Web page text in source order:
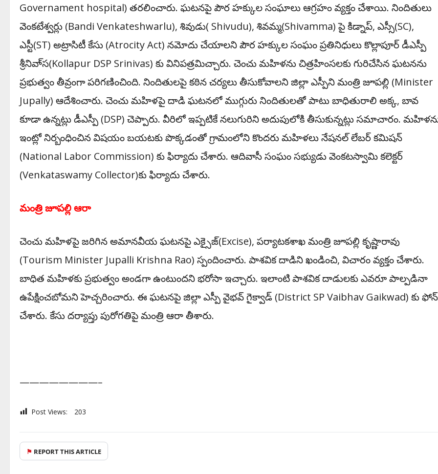
Governament hospital) తరలించారు. ఘటనపై పౌర హక్కుల సంఘాలు ఆగ్రహం వ్యక్తం చేశాయి. నిందితులు
వెంకటేశ్వర్లు (Bandi Venkateshwarlu), శివుడు( Shivudu), శివమ్మ(Shivamma)పై కిడ్నాప్‌, ఎస్సీ(SC),
ఎస్టీ(ST) అట్రాసిటీ కేసు (Atrocity Act) నమోదు చేయాలని పౌర హక్కుల సంఘం ప్రతినిధులు కొల్లాపూర్‌ డీఎస్పీ
శ్రీనివా్‌స(Kollapur DSP Srinivas) కు వినిపత్రమిచ్చారు. చెంచు మహిళను చిత్రహింసలకు గురిచేసిన ఘటనను
ప్రభుత్వం తీవ్రంగా పరిగణించింది. నిందితులపై కఠిన చర్యలు తీసుకోవాలని జిల్లా ఎస్పీని మంత్రి జూపల్లి (Minister
Jupally) ఆదేశించారు. చెంచు మహిళపై దాడి ఘటనలో ముగ్గురు నిందితులతో పాటు బాధితురాలి అక్క, బావ
కూడా ఉన్నట్లు డీఎస్పీ (DSP) చెప్పారు. వీరిలో ఇప్పటికే నలుగురిని అదుపులోకి తీసుకున్నట్లు సమాచారం.
ఇంట్లో నిర్బంధించిన విషయం బయటకు పొక్కడంతో గ్రామంలోని కొందరు మహిళలు నేషనల్‌ లేబర్‌ కమిషన్‌
(National Labor Commission) కు ఫిర్యాదు చేశారు. ఆదివాసీ సంఘం సభ్యుడు వెంకటస్వామి కలెక్టర్‌
(Venkataswamy Collector)కు ఫిర్యాదు చేశారు.
మంత్రి జూపల్లి ఆరా
చెంచు మహిళపై జరిగిన అమానవీయ ఘటనపై ఎక్సైజ్‌(Excise), పర్యాటకశాఖ మంత్రి జూపల్లి కృష్ణారావు
(Tourism Minister Jupalli Krishna Rao) స్పందించారు. పాశవిక దాడిని ఖండించి, విచారం వ్యక్తం చేశారు.
బాధిత మహిళకు ప్రభుత్వం అండగా ఉంటుందని భరోసా ఇచ్చారు. ఇలాంటి పాశవిక దాడులకు ఎవరూ పాల్పడినా
ఉపేక్షించబోమని హెచ్చరించారు. ఈ ఘటనపై జిల్లా ఎస్పీ వైభవ్‌ గైక్వాడ్‌ (District SP Vaibhav Gaikwad) కు ఫోన్‌
చేశారు. కేసు దర్యాప్తు పురోగతిపై మంత్రి ఆరా తీశారు.
————————–
Post Views: 203
⚑ REPORT THIS ARTICLE